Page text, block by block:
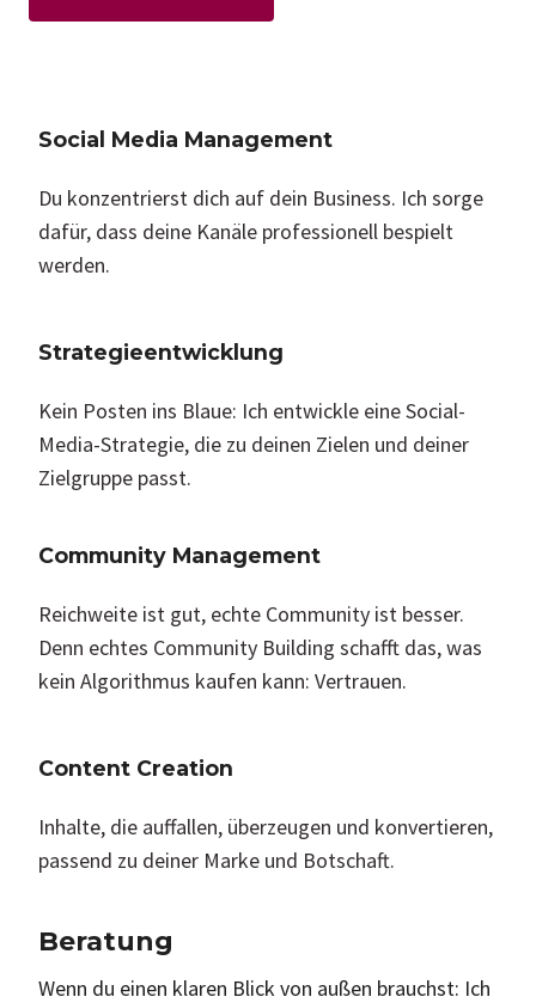
Social Media Management
Du konzentrierst dich auf dein Business. Ich sorge
dafür, dass deine Kanäle professionell bespielt
werden.
Strategieentwicklung
Kein Posten ins Blaue: Ich entwickle eine Social-
Media-Strategie, die zu deinen Zielen und deiner
Zielgruppe passt.
Community Management
Reichweite ist gut, echte Community ist besser.
Denn echtes Community Building schafft das, was
kein Algorithmus kaufen kann: Vertrauen.
Content Creation
Inhalte, die auffallen, überzeugen und konvertieren,
passend zu deiner Marke und Botschaft.
Beratung
Wenn du einen klaren Blick von außen brauchst: Ich